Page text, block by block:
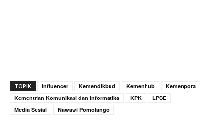
TOPIK Influencer Kemendikbud Kemenhub
Kemenpora
Kementrian Komunikasi dan Informatika
KPK
LPSE
Media Sosial
Nawawi Pomolango